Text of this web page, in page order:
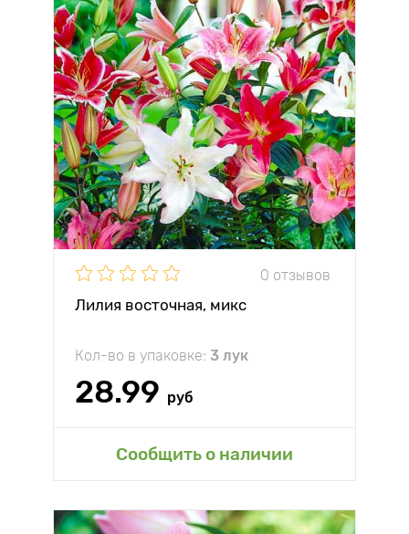
0 отзывов
Лилия восточная, микс
Кол-во в упаковке: 3 лук
28.99 руб
Сообщить о наличии